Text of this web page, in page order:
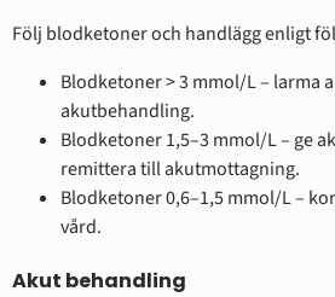
Följ blodketoner och handlägg enligt
Blodketoner > 3 mmol/L – larma
akutbehandling.
Blodketoner 1,5–3 mmol/L – ge
remittera till akutmottagning.
Blodketoner 0,6–1,5 mmol/L –
vård.
Akut behandling